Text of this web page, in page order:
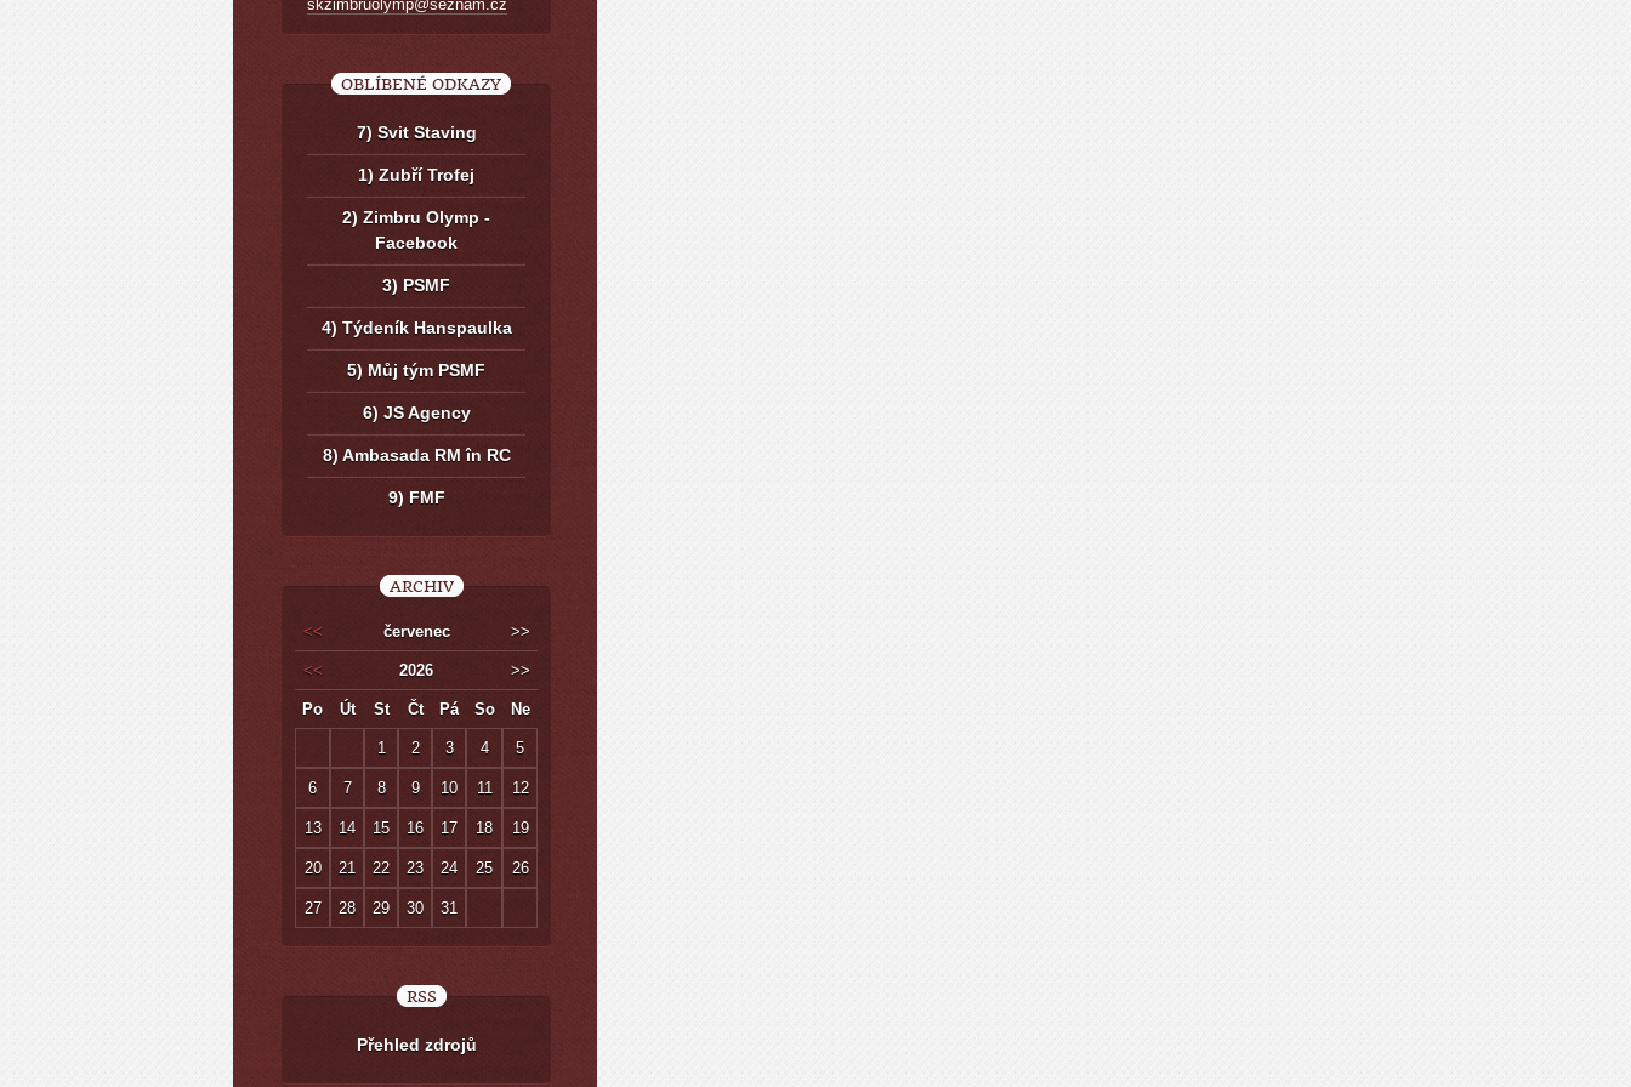
skzimbruolymp@seznam.cz
OBLÍBENÉ ODKAZY
7) Svit Staving
1) Zubří Trofej
2) Zimbru Olymp -
Facebook
3) PSMF
4) Týdeník Hanspaulka
5) Můj tým PSMF
6) JS Agency
8) Ambasada RM în RC
9) FMF
ARCHIV
<< červenec >>
<< 2026 >>
Po Út St Čt Pá So Ne
1 2 3 4 5
6 7 8 9 10 11 12
13 14 15 16 17 18 19
20 21 22 23 24 25 26
27 28 29 30 31
RSS
Přehled zdrojů